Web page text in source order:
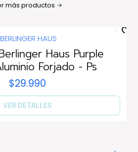
más productos
BERLINGER HAUS
Haus Purple
Forjado - Ps
$29.990
VER DETALLES